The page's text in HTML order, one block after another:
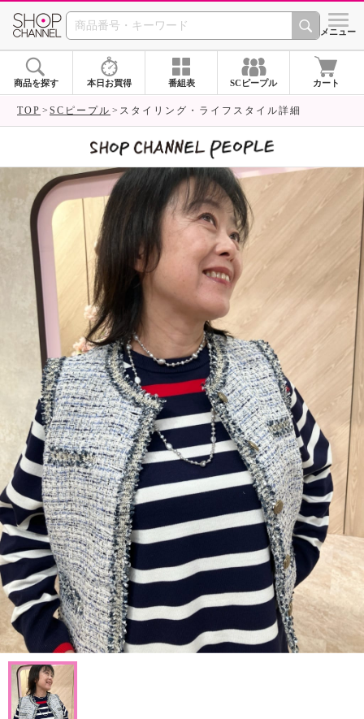
SHOP CHANNEL シメニュー
商品を探す 本日お買得 番組表 SCピープル カート
TOP SCピープル スタイリング・ライフスタイル詳細